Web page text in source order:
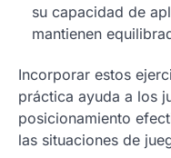
su capacidad de
mantienen
Incorporar estos
práctica ayuda a los
posicionamiento
las situaciones de